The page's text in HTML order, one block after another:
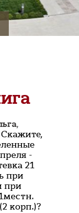
,
-
21
при
при
корп.)?